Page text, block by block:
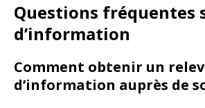
Questions fréquentes
d’information
Comment obtenir un
d’information auprès de